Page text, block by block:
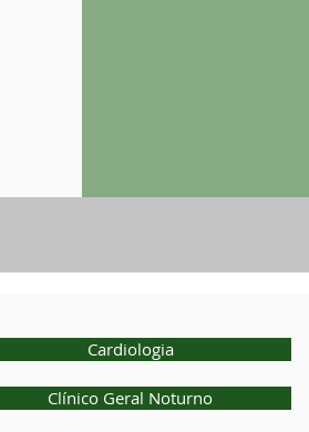
Cardiologia
Clínico Geral Noturno